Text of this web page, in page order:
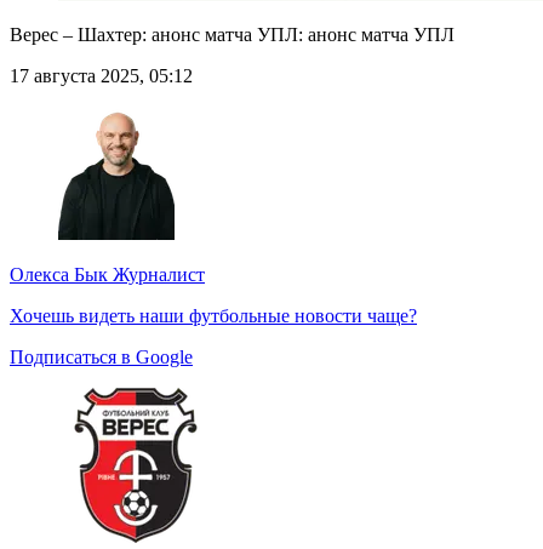
Верес – Шахтер: анонс матча УПЛ: анонс матча УПЛ
17 августа 2025, 05:12
Олекса Бык Журналист
Хочешь видеть наши футбольные новости чаще?
Подписаться в Google